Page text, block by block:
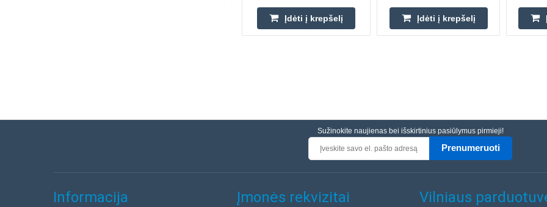
Įdėti į krepšelį Įdėti į krepšelį
Sužinokite naujienas bei išskirtinius pasiūlymus pirmieji!
Prenumeruoti
Informacija Įmonės rekvizitai Vilniaus